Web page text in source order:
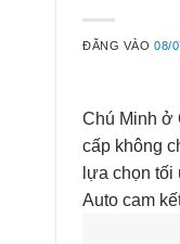
ĐĂNG VÀO08/
Chú Minh ở
cấp không
lựa chọn
Auto cam